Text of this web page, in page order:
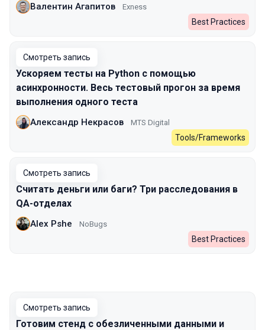
Валентин Агапитов Exness
Best Practices
Смотреть запись
Ускоряем тесты на Python с помощью
асинхронности. Весь тестовый прогон за время
выполнения одного теста
Александр Некрасов MTS Digital
Tools/Frameworks
Смотреть запись
Считать деньги или баги? Три расследования в
QA-отделах
Alex Pshe NoBugs
Best Practices
Смотреть запись
Готовим стенд с обезличенными данными и